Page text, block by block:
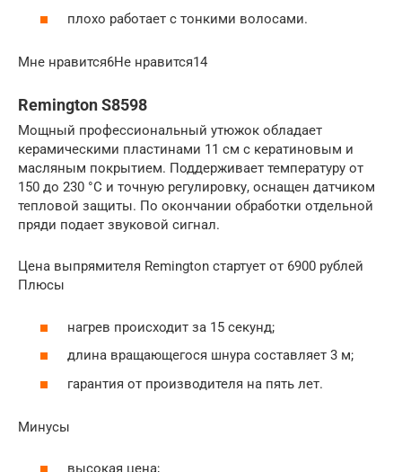
плохо работает с тонкими волосами.
Мне нравится6Не нравится14
Remington S8598
Мощный профессиональный утюжок обладает
керамическими пластинами 11 см с кератиновым и
масляным покрытием. Поддерживает температуру от
150 до 230 °С и точную регулировку, оснащен датчиком
тепловой защиты. По окончании обработки отдельной
пряди подает звуковой сигнал.
Цена выпрямителя Remington стартует от 6900 рублей
Плюсы
нагрев происходит за 15 секунд;
длина вращающегося шнура составляет 3 м;
гарантия от производителя на пять лет.
Минусы
высокая цена;